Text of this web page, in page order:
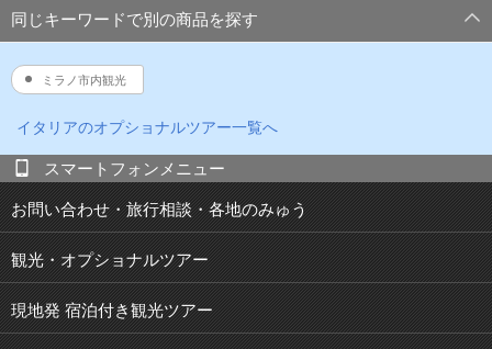
同じキーワードで別の商品を探す
ミラノ市内観光
イタリアのオプショナルツアー一覧へ
スマートフォンメニュー
お問い合わせ・旅行相談・各地のみゅう
観光・オプショナルツアー
現地発 宿泊付き観光ツアー